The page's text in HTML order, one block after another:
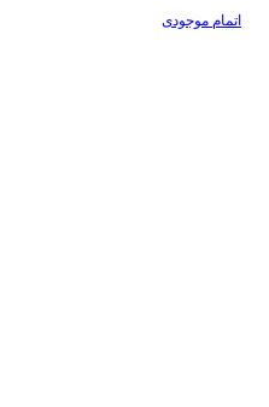
اتمام موجودی